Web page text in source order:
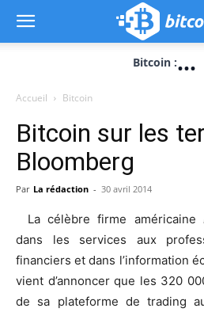
Bitcoin :...
Accueil Bitcoin
Bitcoin sur les
Bloomberg
Par La rédaction - 30 avril 2014
La célèbre firme américaine
dans les services aux
financiers et dans l’information
vient d’annoncer que les 320
de sa plateforme de trading